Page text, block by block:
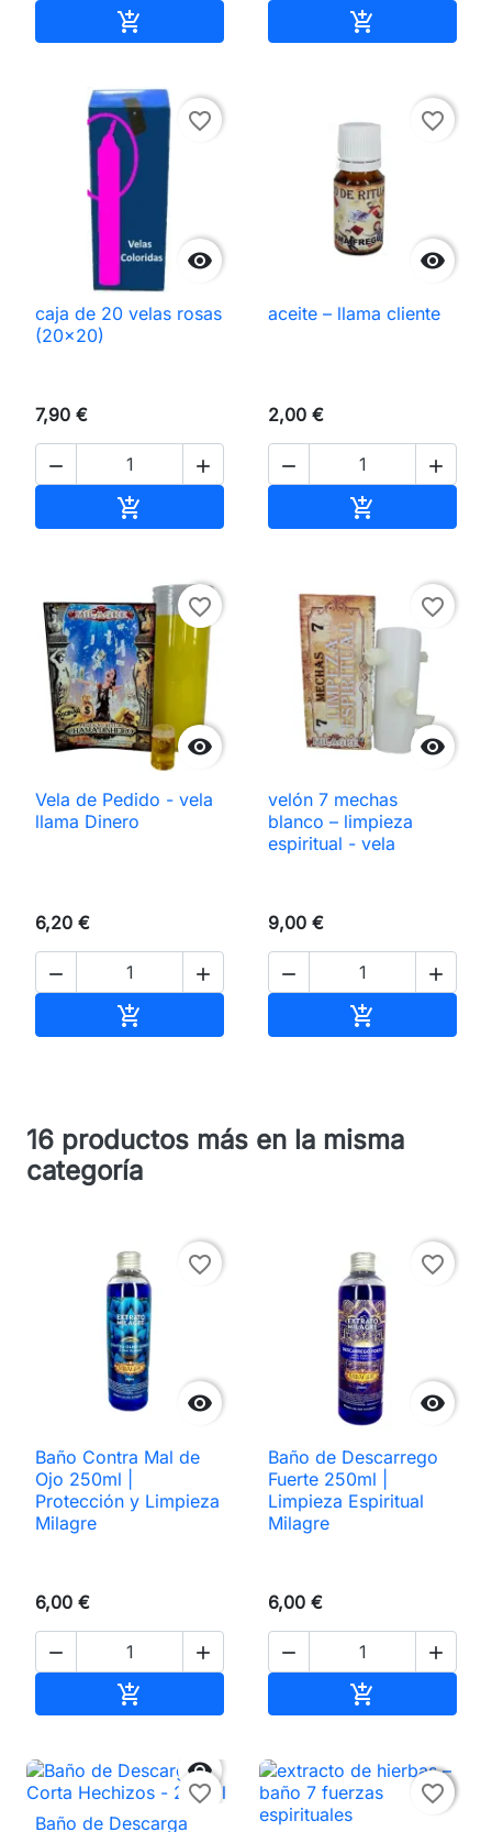
 

favorite_border
caja de 20 velas rosas
(20×20)
7,90 €
 


favorite_border
aceite – llama cliente
2,00 €
 


favorite_border
Vela de Pedido - vela
llama Dinero
6,20 €
 


favorite_border
velón 7 mechas
blanco – limpieza
espiritual - vela
9,00 €
 

16 productos más en la misma
categoría

favorite_border
Baño Contra Mal de
Ojo 250ml |
Protección y Limpieza
Milagre
6,00 €
 


favorite_border
Baño de Descarrego
Fuerte 250ml |
Limpieza Espiritual
Milagre
6,00 €
 


favorite_border
Baño de Descarga

favorite_border